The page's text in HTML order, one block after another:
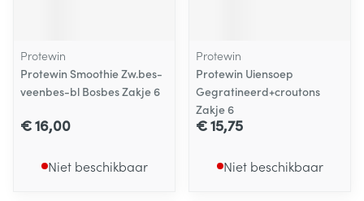
Protewin
Protewin Smoothie Zw.bes-
veenbes-bl Bosbes Zakje 6
€ 16,00
Niet beschikbaar
Protewin
Protewin Uiensoep
Gegratineerd+croutons
Zakje 6
€ 15,75
Niet beschikbaar